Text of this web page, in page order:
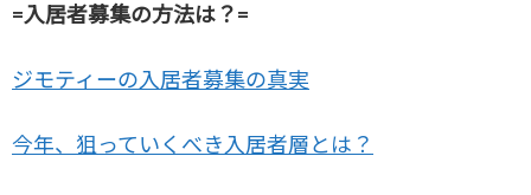
=入居者募集の方法は？=
ジモティーの入居者募集の真実
今年、狙っていくべき入居者層とは？